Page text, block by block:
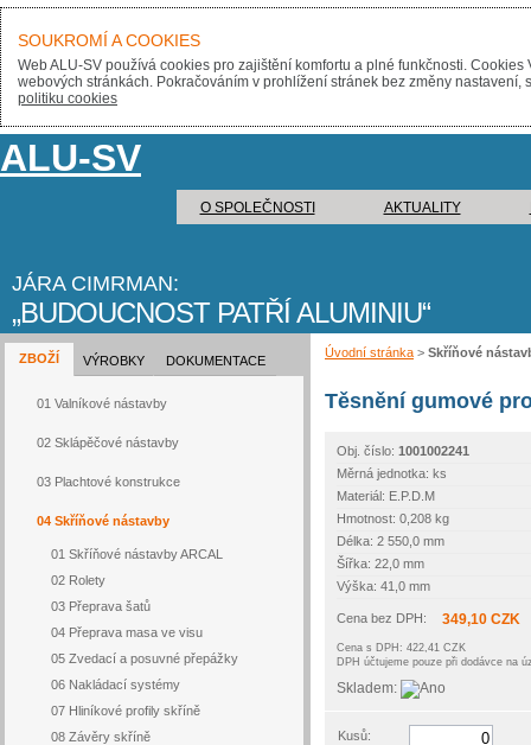
ALU-SV
O SPOLEČNOSTI AKTUALITY
JÁRA CIMRMAN:
BUDOUCNOST PATŘÍ ALUMINIU
ZBOŽÍ
01 Valníkové nástavby
02 Sklápěčové nástavby
03 Plachtové konstrukce
04 Skříňové nástavby
01 Skříňové nástavby ARCAL
02 Rolety
03 Přeprava šatů
04 Přeprava masa ve visu
05 Zvedací a posuvné přepážky
06 Nakládací systémy
07 Hliníkové profily skříně
08 Závěry skříně
VÝROBKY DOKUMENTACE
Úvodní stránka > Skříňové
Těsnění gumové
Obj. číslo: 1001002241
Měrná jednotka: ks
Materiál: E.P.D.M
Hmotnost: 0,208 kg
Délka: 2 550,0 mm
Šířka: 22,0 mm
Výška: 41,0 mm
Cena bez DPH: 349,10 CZK
Cena s DPH: 422,41 CZK
DPH účtujeme pouze při dodávce na
Skladem:
Kusů:
SOUKROMÍ A COOKIES
Web ALU-SV používá cookies pro zajištění komfortu a plné funkčnosti.
webových stránkách. Pokračováním v prohlížení stránek bez změny
politiku cookies